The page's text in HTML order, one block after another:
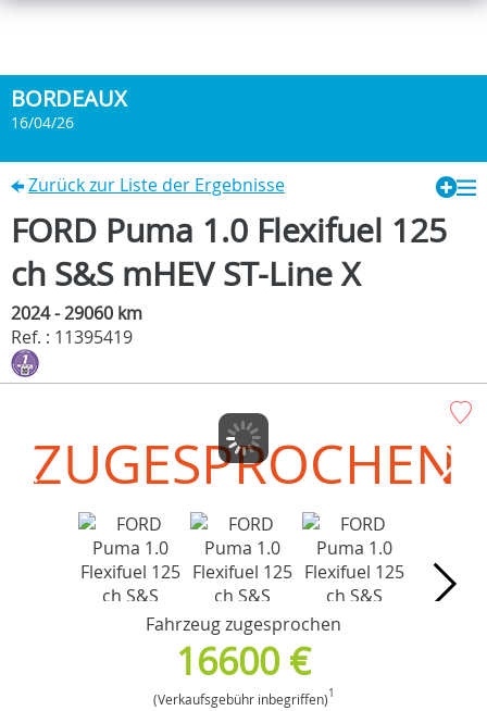
BORDEAUX
16/04/26
Zurück zur Liste der Ergebnisse
FORD Puma 1.0 Flexifuel 125
ch S&S mHEV ST-Line X
2024 - 29060 km
Ref. : 11395419
ZUGESPROCHEN
Fahrzeug zugesprochen
16600 €
(Verkaufsgebühr inbegriffen)1